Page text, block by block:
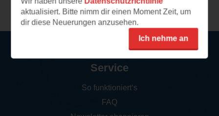
aktualisiert. Bitte nimm dir einen Moment Zeit, um
dir diese Neuerungen anzusehen.
Ich nehme an
Service
So funktioniert‘s
FAQ